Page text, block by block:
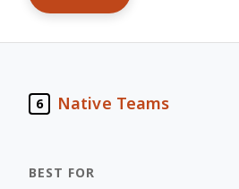
6 Native Teams